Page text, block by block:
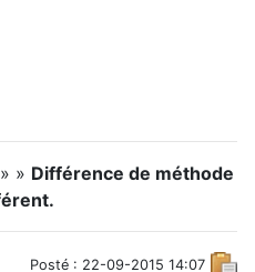
» Différence de méthode
Posté : 22-09-2015 14:07